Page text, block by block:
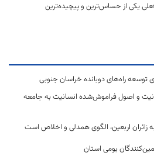
یکی از حساس‌ترین و پیچیده‌ترین
و اصول فراموش‌شده انسانیت به جامعه
اربعین، الگوی همدلی و اخلاص است
بومی استان